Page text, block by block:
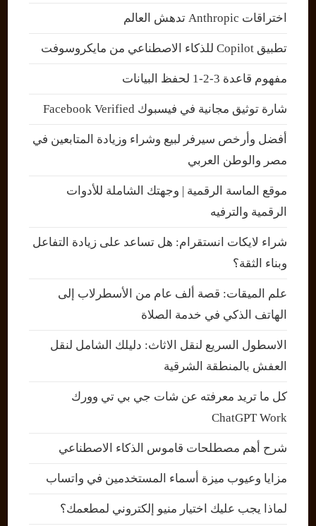
اختراقات Anthropic تدهش العالم
تطبيق Copilot للذكاء الاصطناعي من مايكروسوفت
مفهوم قاعدة 3-2-1 لحفظ البيانات
شارة توثيق مجانية في فيسبوك Facebook Verified
أفضل وأرخص سيرفر لبيع وشراء وزيادة المتابعين في
مصر والوطن العربي
موقع الماسة الرقمية | وجهتك الشاملة للأدوات
الرقمية والترفيه
شراء لايكات انستقرام: هل تساعد على زيادة التفاعل
وبناء الثقة؟
علم الميقات: قصة ألف عام من الأسطرلاب إلى
الهاتف الذكي في خدمة الصلاة
الاسطول السريع لنقل الاثاث: دليلك الشامل لنقل
العفش بالمنطقة الشرقية
كل ما تريد معرفته عن شات جي بي تي وورك
ChatGPT Work
شرح أهم مصطلحات قاموس الذكاء الاصطناعي
مزايا وعيوب ميزة أسماء المستخدمين في واتساب
لماذا يجب عليك اختيار منيو إلكتروني لمطعمك؟